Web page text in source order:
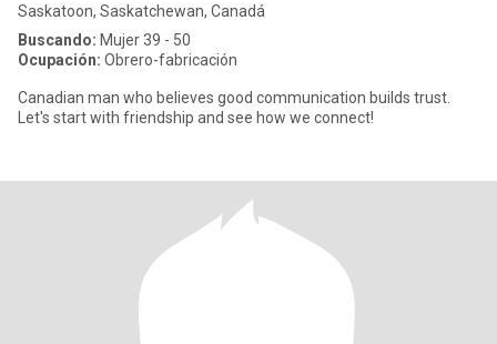
Saskatoon, Saskatchewan, Canadá
Buscando: Mujer 39 - 50
Ocupación: Obrero-fabricación
Canadian man who believes good communication builds trust.
Let's start with friendship and see how we connect!